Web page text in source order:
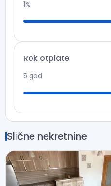
1%
Rok otplate
5god
Slične nekretnine